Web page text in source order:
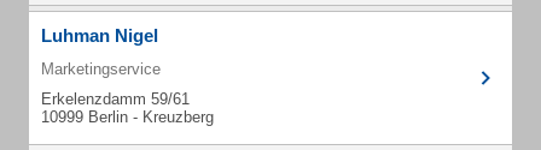
Luhman Nigel
Marketingservice
Erkelenzdamm 59/61
10999 Berlin - Kreuzberg